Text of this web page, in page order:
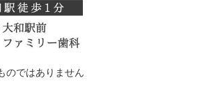
のではありません